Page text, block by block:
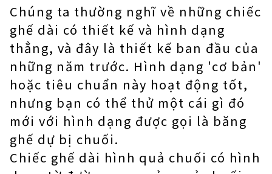
Chúng ta thường nghĩ về những chiếc
ghế dài có thiết kế và hình dạng
thẳng, và đây là thiết kế ban đầu của
những năm trước. Hình dạng 'cơ bản'
hoặc tiêu chuẩn này hoạt động tốt,
nhưng bạn có thể thử một cái gì đó
mới với hình dạng được gọi là băng
ghế dự bị chuối.
Chiếc ghế dài hình quả chuối có hình